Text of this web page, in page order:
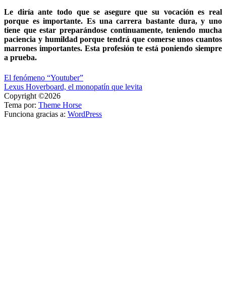
Le diría ante todo que se asegure que su vocación es real
porque es importante. Es una carrera bastante dura, y uno
tiene que estar preparándose continuamente, teniendo mucha
paciencia y humildad porque tendrá que comerse unos cuantos
marrones importantes. Esta profesión te está poniendo siempre
a prueba.
Navegación
de
entradas
El fenómeno “Youtuber”
Lexus Hoverboard, el monopatín que levita
Copyright ©2026
Tema por: Theme Horse
Funciona gracias a: WordPress